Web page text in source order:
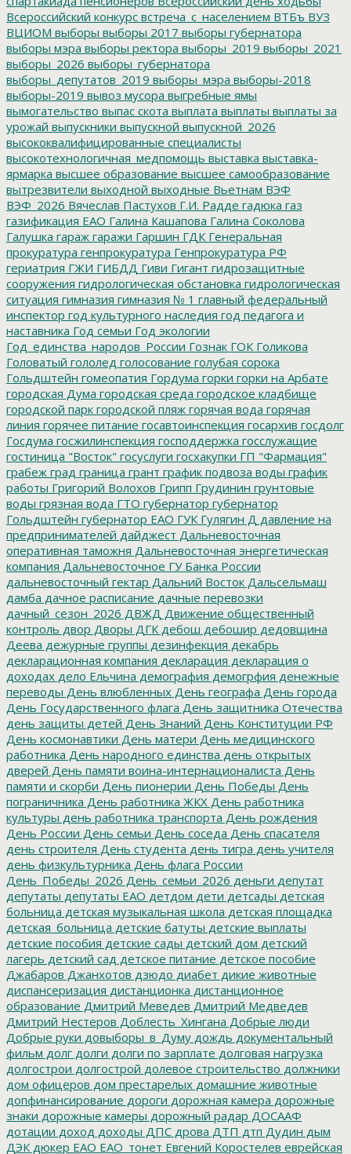
Всероссийский конкурс встреча_с_населением ВТБъ ВУЗ
ВЦИОМ выборы выборы 2017 выборы губернатора
выборы мэра выборы ректора выборы_2019 выборы_2021
выборы_2026 выборы_губернатора
выборы_депутатов_2019 выборы_мэра выборы-2018
выборы-2019 вывоз мусора выгребные ямы
вымогательство выпас скота выплата выплаты выплаты за
урожай выпускники выпускной выпускной_2026
высококвалифицированные специалисты
высокотехнологичная_медпомощь выставка выставка-
ярмарка высшее образование высшее самообразование
вытрезвители выходной выходные Вьетнам ВЭФ
ВЭФ_2026 Вячеслав Пастухов Г.И. Радде гадюка газ
газификация ЕАО Галина Кашапова Галина Соколова
Галушка гараж гаражи Гаршин ГДК Генеральная
прокуратура генпрокуратура Генпрокуратура РФ
гериатрия ГЖИ ГИБДД Гиви Гигант гидрозащитные
сооружения гидрологическая обстановка гидрологическая
ситуация гимназия гимназия № 1 главный федеральный
инспектор год культурного наследия год педагога и
наставника Год семьи Год экологии
Год_единства_народов_России Гознак ГОК Голикова
Головатый гололед голосование голубая сорока
Гольдштейн гомеопатия Гордума горки горки на Арбате
городская Дума городская среда городское кладбище
городской парк городской пляж горячая вода горячая
линия горячее питание госавтоинспекция госархив госдолг
Госдума госжилинспекция господдержка госслужащие
гостиница "Восток" госуслуги госхакупки ГП "Фармация"
грабеж град граница грант график подвоза воды график
работы Григорий Волохов Грипп Грудинин грунтовые
воды грязная вода ГТО губернатор губернатор
Гольдштейн губернатор ЕАО ГУК Гулягин Д давление на
предпринимателей дайджест Дальневосточная
оперативная таможня Дальневосточная энергетическая
компания Дальневосточное ГУ Банка России
дальневосточный гектар Дальний Восток Дальсельмаш
дамба дачное расписание дачные перевозки
дачный_сезон_2026 ДВЖД Движение общественный
контроль двор Дворы ДГК дебош дебошир дедовщина
Деева дежурные группы дезинфекция декабрь
декларационная компания декларация декларация о
доходах дело Ельчина демография демогрфия денежные
переводы День влюбленных День географа День города
День Государственного флага День защитника Отечества
день защиты детей День Знаний День Конституции РФ
День космонавтики День матери День медицинского
работника День народного единства день открытых
дверей День памяти воина-интернационалиста День
памяти и скорби День пионерии День Победы День
пограничника День работника ЖКХ День работника
культуры день работника транспорта День рождения
День России День семьи День соседа День спасателя
день строителя День студента день тигра день учителя
день физкультурника День флага России
День_Победы_2026 День_семьи_2026 деньги депутат
депутаты депутаты ЕАО детдом дети детсады детская
больница детская музыкальная школа детская площадка
детская_больница детские батуты детские выплаты
детские пособия детские сады детский дом детский
лагерь детский сад детское питание детское пособие
Джабаров Джанхотов дзюдо диабет дикие животные
диспансеризация дистанционка дистанционное
образование Дмитрий Меведев Дмитрий Медведев
Дмитрий Нестеров Доблесть_Хингана Добрые люди
Добрые руки довыборы_в_Думу дождь документальный
фильм долг долги долги по зарплате долговая нагрузка
долгострои долгострой долевое строительство должники
дом офицеров дом престарелых домашние животные
допфинансирование дороги дорожная камера дорожные
знаки дорожные камеры дорожный радар ДОСААФ
дотации доход доходы ДПС дрова ДТП дтп Дудин дым
ДЭК дюкер ЕАО ЕАО_тонет Евгений Коростелев еврейская